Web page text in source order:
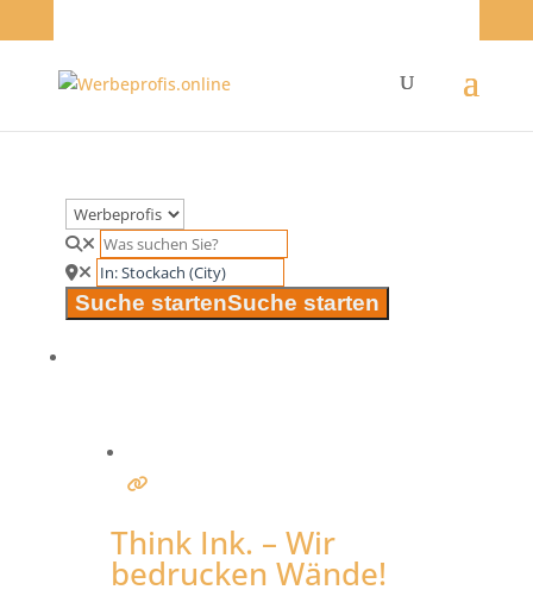
Suche startenSuche starten
Think Ink. – Wir
bedrucken Wände!